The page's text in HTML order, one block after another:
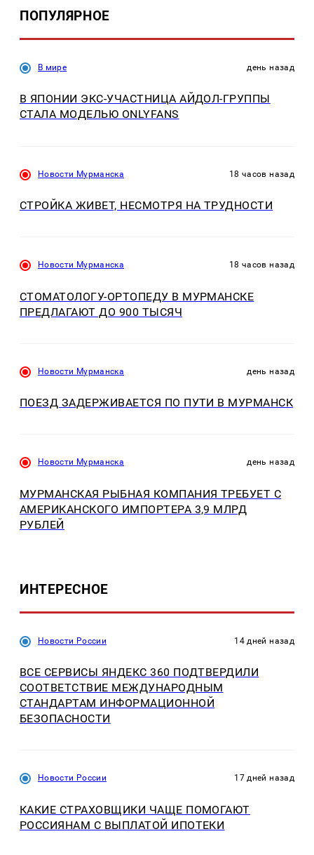
ПОПУЛЯРНОЕ
В мире день назад
В ЯПОНИИ ЭКС-УЧАСТНИЦА АЙДОЛ-ГРУППЫ
СТАЛА МОДЕЛЬЮ ONLYFANS
Новости Мурманска 18 часов назад
СТРОЙКА ЖИВЕТ, НЕСМОТРЯ НА ТРУДНОСТИ
Новости Мурманска 18 часов назад
СТОМАТОЛОГУ-ОРТОПЕДУ В МУРМАНСКЕ
ПРЕДЛАГАЮТ ДО 900 ТЫСЯЧ
Новости Мурманска день назад
ПОЕЗД ЗАДЕРЖИВАЕТСЯ ПО ПУТИ В МУРМАНСК
Новости Мурманска день назад
МУРМАНСКАЯ РЫБНАЯ КОМПАНИЯ ТРЕБУЕТ С
АМЕРИКАНСКОГО ИМПОРТЕРА 3,9 МЛРД
РУБЛЕЙ
ИНТЕРЕСНОЕ
Новости России 14 дней назад
ВСЕ СЕРВИСЫ ЯНДЕКС 360 ПОДТВЕРДИЛИ
СООТВЕТСТВИЕ МЕЖДУНАРОДНЫМ
СТАНДАРТАМ ИНФОРМАЦИОННОЙ
БЕЗОПАСНОСТИ
Новости России 17 дней назад
КАКИЕ СТРАХОВЩИКИ ЧАЩЕ ПОМОГАЮТ
РОССИЯНАМ С ВЫПЛАТОЙ ИПОТЕКИ